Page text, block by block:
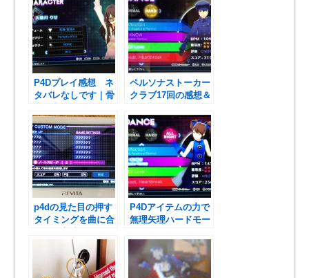
P4Dプレイ感想 ネ
タバレなしです｜骨
に注意！
ペルソナストーカー
クラブ17回の感想＆
p4dの見た目の押す
タイミングを曲に合
P4Dアイテムの力で
無理矢理ハードモー
の。